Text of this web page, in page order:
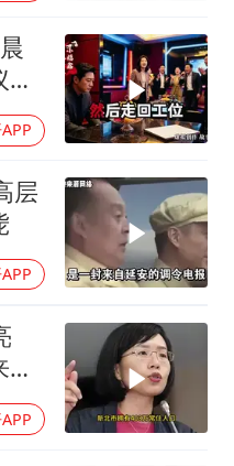
局 实干挑大梁
层